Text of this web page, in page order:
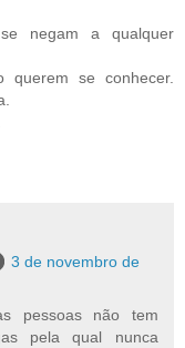
negam a qualquer
querem se conhecer.
3 de novembro de
pessoas não tem
pela qual nunca